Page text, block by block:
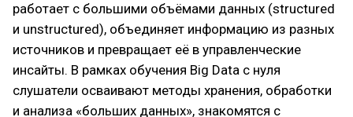
работает с большими объёмами данных (structured
и unstructured), объединяет информацию из разных
источников и превращает её в управленческие
инсайты. В рамках обучения Big Data с нуля
слушатели осваивают методы хранения, обработки
и анализа «больших данных», знакомятся с